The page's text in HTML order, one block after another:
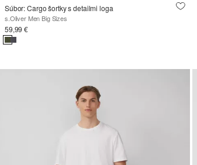
Súbor: Cargo šortky s detailmi loga
s.Oliver Men Big Sizes
59,99 €